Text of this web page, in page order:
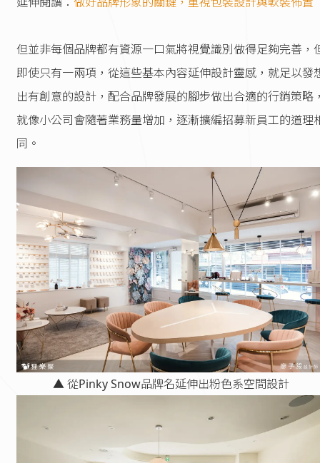
但並非每個品牌都有資源一口氣將視覺識別做得足夠完善，
即使只有一兩項，從這些基本內容延伸設計靈感，就足以發
出有創意的設計，配合品牌發展的腳步做出合適的行銷策略
就像小公司會隨著業務量增加，逐漸擴編招募新員工的道理
同。
▲ 從Pinky Snow品牌名延伸出粉色系空間設計